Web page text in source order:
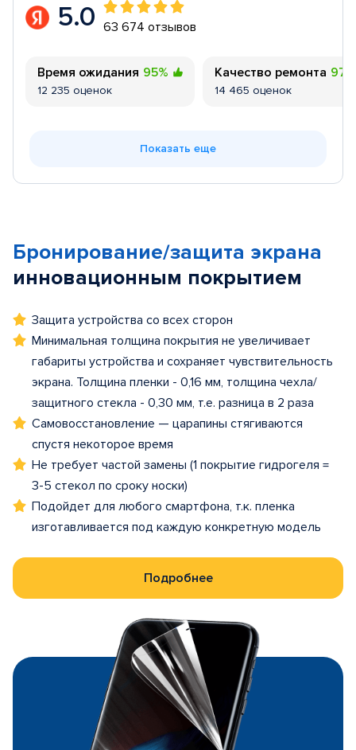
5.0 63 674 отзывов
Время ожидания 95%
12 235 оценок
Качество ремонта 97%
14 465 оценок
Показать еще
Бронирование/защита экрана
инновационным покрытием
Защита устройства со всех сторон
Минимальная толщина покрытия не увеличивает
габариты устройства и сохраняет чувствительность
экрана. Толщина пленки - 0,16 мм, толщина чехла/
защитного стекла - 0,30 мм, т.е. разница в 2 раза
Самовосстановление — царапины стягиваются
спустя некоторое время
Не требует частой замены (1 покрытие гидрогеля =
3-5 стекол по сроку носки)
Подойдет для любого смартфона, т.к. пленка
изготавливается под каждую конкретную модель
Подробнее